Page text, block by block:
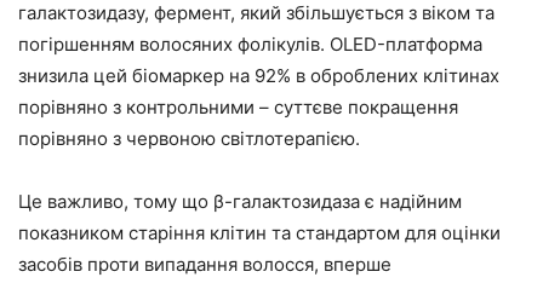
галактозидазу, фермент, який збільшується з віком та
погіршенням волосяних фолікулів. OLED-платформа
знизила цей біомаркер на 92% в оброблених клітинах
порівняно з контрольними – суттєве покращення
порівняно з червоною світлотерапією.
Це важливо, тому що β-галактозидаза є надійним
показником старіння клітин та стандартом для оцінки
засобів проти випадання волосся, вперше